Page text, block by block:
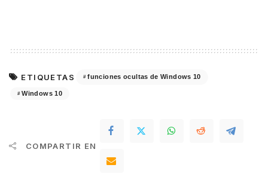
ETIQUETAS funciones ocultas de Windows 10
Windows 10
COMPARTIR EN